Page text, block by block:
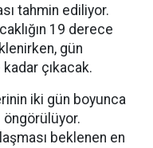
tahmin ediliyor.
19 derece
gün
çıkacak.
iki gün boyunca
beklenen en